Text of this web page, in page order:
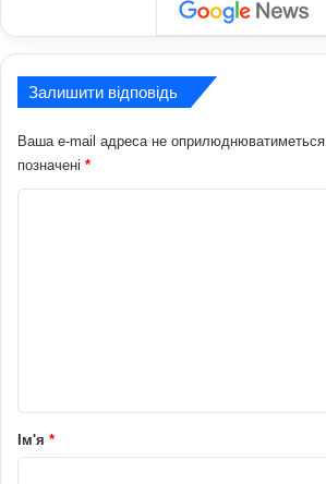
Залишити відповідь
Ваша e-mail адреса не оприлюднюватиметься.
позначені *
р
*
Ім'я *